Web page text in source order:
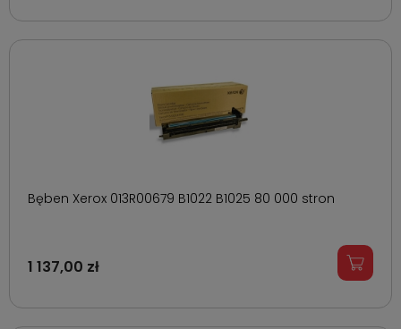
Bęben Xerox 013R00679 B1022 B1025 80 000 stron
1 137,00 zł